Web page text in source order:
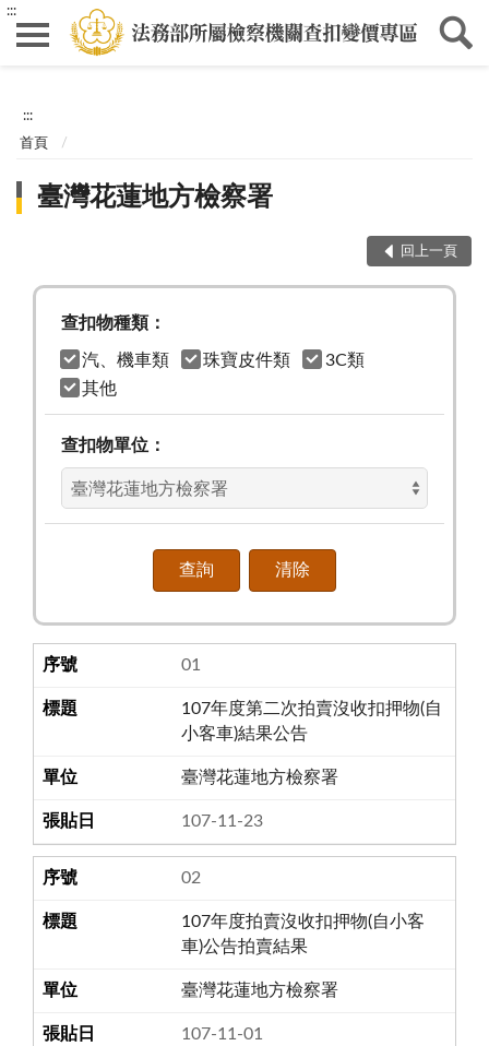
:::
:::
首頁
臺灣花蓮地方檢察署
回上一頁
查扣物種類：
汽、機車類 珠寶皮件類
3C類
其他
查扣物單位：
01
107年度第二次拍賣沒收扣押物(自
小客車)結果公告
臺灣花蓮地方檢察署
107-11-23
02
107年度拍賣沒收扣押物(自小客
車)公告拍賣結果
臺灣花蓮地方檢察署
107-11-01